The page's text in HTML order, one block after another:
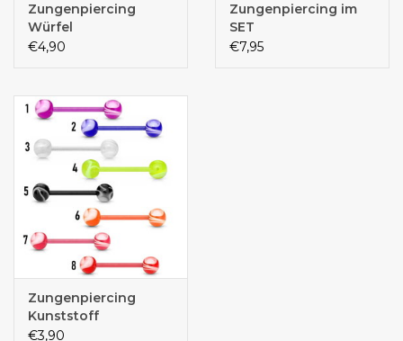
Zungenpiercing
Würfel
€4,90
Zungenpiercing im
SET
€7,95
Zungenpiercing
Kunststoff
€3,90